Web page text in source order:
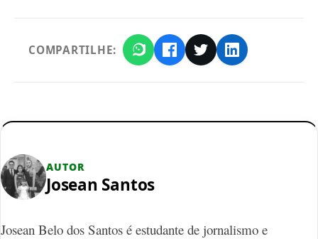
COMPARTILHE:
AUTOR
Josean Santos
Josean Belo dos Santos é estudante de jornalismo e